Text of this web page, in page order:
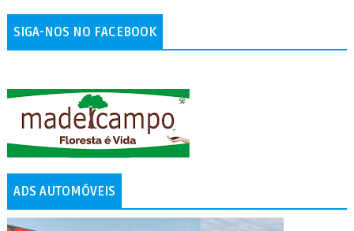
SIGA-NOS NO FACEBOOK
ADS AUTOMÓVEIS